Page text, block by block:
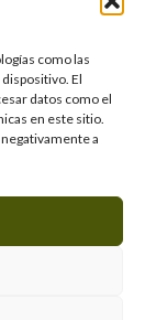
como las
El
datos como el
en este sitio.
a